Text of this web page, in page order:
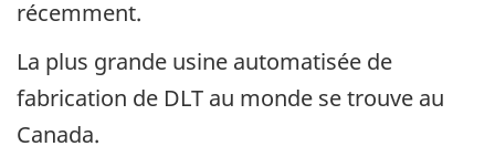
récemment.
La plus grande usine automatisée de
fabrication de DLT au monde se trouve au
Canada.